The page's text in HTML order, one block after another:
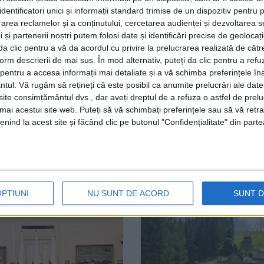
unici și informații standard trimise de un dispozitiv pentru
reclamelor și a conținutului, cercetarea audienței și dezvoltarea
și partenerii noștri putem folosi date și identificări precise de
clic pentru a vă da acordul cu privire la prelucrarea realizată de
descrierii de mai sus. În mod alternativ, puteți da clic pentru a
a accesa informații mai detaliate și a vă schimba preferințele
Vă rugăm să rețineți că este posibil ca anumite prelucrări ale
consimțământul dvs., dar aveți dreptul de a refuza o astfel de
acestui site web. Puteți să vă schimbați preferințele sau să vă
la acest site și făcând clic pe butonul "Confidențialitate" din
NU SUNT DE ACORD SUNT
județului Suceava, iar 120.000 de lei pentru
pe durata stărilor de urgență sau a stărilor potențial
al județului Suceava întrunit în ședință
Urgență și Inspectoratul General pentru Situații de
de Urgență „Bucovina” al județului Suceava a unui
ar urma să fie alocate două tabere mobile în orașele
în proximitatea graniței cu Ucraina.